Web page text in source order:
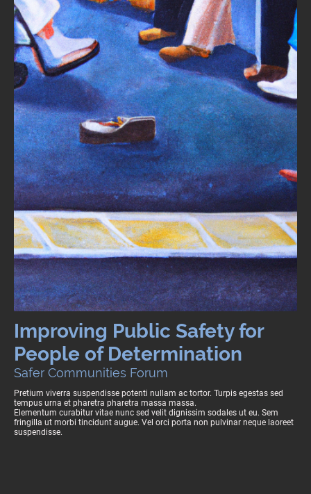
Improving Public Safety for
People of Determination
Safer Communities Forum
Pretium viverra suspendisse potenti nullam ac tortor. Turpis egestas sed
tempus urna et pharetra pharetra massa massa.
Elementum curabitur vitae nunc sed velit dignissim sodales ut eu. Sem
fringilla ut morbi tincidunt augue. Vel orci porta non pulvinar neque laoreet
suspendisse.